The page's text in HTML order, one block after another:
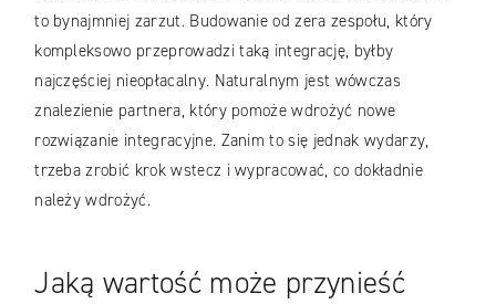
to bynajmniej zarzut. Budowanie od zera zespołu, który
kompleksowo przeprowadzi taką integrację, byłby
najczęściej nieopłacalny. Naturalnym jest wówczas
znalezienie partnera, który pomoże wdrożyć nowe
rozwiązanie integracyjne. Zanim to się jednak wydarzy,
trzeba zrobić krok wstecz i wypracować, co dokładnie
należy wdrożyć.
Jaką wartość może przynieść